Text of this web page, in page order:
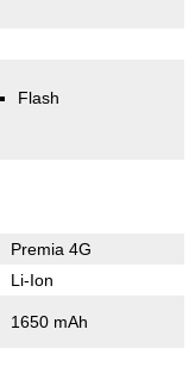
Flash
Premia 4G
Li-Ion
1650 mAh